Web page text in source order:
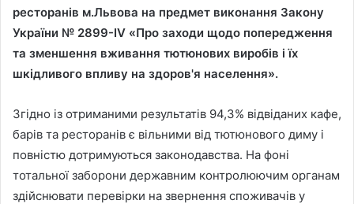
ресторанів м.Львова на предмет виконання Закону
України № 2899-IV «Про заходи щодо попередження
та зменшення вживання тютюнових виробів і їх
шкідливого впливу на здоров'я населення».
Згідно із отриманими результатів 94,3% відвіданих кафе,
барів та ресторанів є вільними від тютюнового диму і
повністю дотримуються законодавства. На фоні
тотальної заборони державним контролюючим органам
здійснювати перевірки на звернення споживачів у